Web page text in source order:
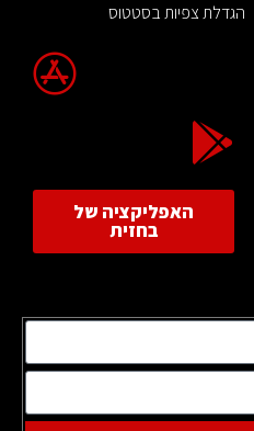
הגדלת צפיות בסטטוס
האפליקציה של
בחזית